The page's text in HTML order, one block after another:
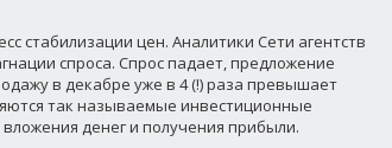
стабилизации цен. Аналитики Сети агентств
спроса. Спрос падает, предложение
в декабре уже в 4 (!) раза превышает
так называемые инвестиционные
денег и получения прибыли.